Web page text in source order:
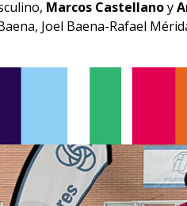
Marcos Castellanoy
Joel Baena-Rafael